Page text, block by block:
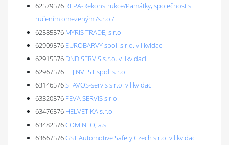
62579576 REPA-Rekonstrukce/Památky, společnost s
ručením omezeným /s.r.o./
62585576 MYRIS TRADE, s.r.o.
62909576 EUROBARVY spol. s r.o. v likvidaci
62915576 DND SERVIS s.r.o. v likvidaci
62967576TEJINVEST spol. s r.o.
63146576STAVOS-servis s.r.o. v likvidaci
63320576 FEVA SERVIS s.r.o.
63476576 HELVETIKA s.r.o.
63482576COMINFO, a.s.
63667576GST Automotive Safety Czech s.r.o. v likvidaci